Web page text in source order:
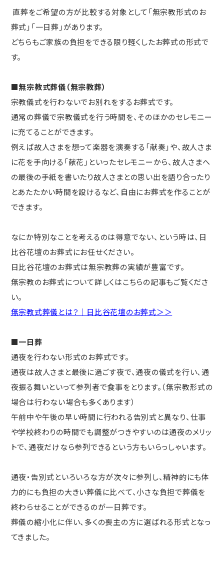
直葬をご希望の方が比較する対象として「無宗教形式のお
葬式」「一日葬」があります。
どちらもご家族の負担をできる限り軽くしたお葬式の形式で
す。
■無宗教式葬儀（無宗教葬）
宗教儀式を行わないでお別れをするお葬式です。
通常の葬儀で宗教儀式を行う時間を、そのほかのセレモニー
に充てることができます。
例えば故人さまを想って楽器を演奏する「献奏」や、故人さま
に花を手向ける「献花」といったセレモニーから、故人さまへ
の最後の手紙を書いたり故人さまとの思い出を語り合ったり
とあたたかい時間を設けるなど、自由にお葬式を作ることが
できます。
なにか特別なことを考えるのは得意でない、という時は、日
比谷花壇のお葬式にお任せください。
日比谷花壇のお葬式は無宗教葬の実績が豊富です。
無宗教のお葬式について詳しくはこちらの記事もご覧くださ
い。
無宗教式葬儀とは？｜日比谷花壇のお葬式＞＞
■一日葬
通夜を行わない形式のお葬式です。
通夜は故人さまと最後に過ごす夜で、通夜の儀式を行い、通
夜振る舞いといって参列者で食事をとります。（無宗教形式の
場合は行わない場合も多くあります）
午前中や午後の早い時間に行われる告別式と異なり、仕事
や学校終わりの時間でも調整がつきやすいのは通夜のメリッ
トで、通夜だけなら参列できるという方もいらっしゃいます。
通夜・告別式といろいろな方が次々に参列し、精神的にも体
力的にも負担の大きい葬儀に比べて、小さな負担で葬儀を
終わらせることができるのが一日葬です。
葬儀の縮小化に伴い、多くの喪主の方に選ばれる形式となっ
てきました。